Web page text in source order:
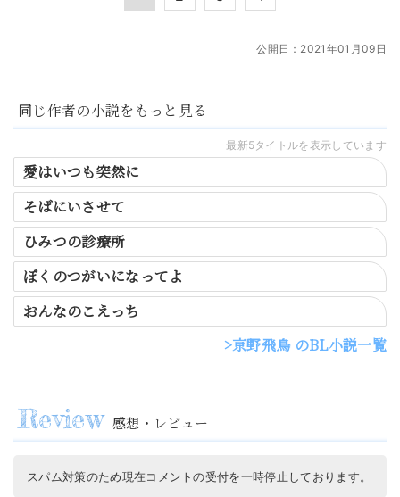
公開日： 2021年01月09日
同じ作者の小説をもっと見る
最新5タイトルを表示しています
愛はいつも突然に
そばにいさせて
ひみつの診療所
ぼくのつがいになってよ
おんなのこえっち
京野飛鳥 のBL小説一覧
感想・レビュー
スパム対策のため現在コメントの受付を一時停止しております。